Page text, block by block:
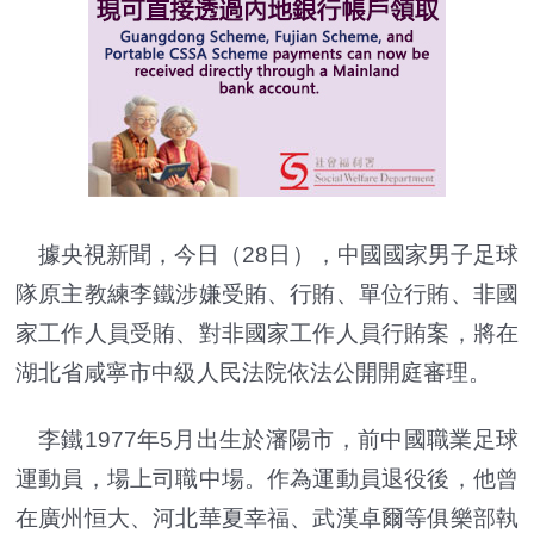
據央視新聞，今日（28日 ）
，中國國家男子足球
隊原主教練李鐵涉嫌受賄、行賄、單位行賄、非國
家工作人員受賄、對非國家工作人員行賄案，將在
湖北省咸寧市中級人民法院依法公開開庭審理。
李鐵1977年5月出生於瀋陽市，前中國職業足球
運動員，場上司職中場。作為運動員退役後，他曾
在廣州恒大、河北華夏幸福、武漢卓爾等俱樂部執